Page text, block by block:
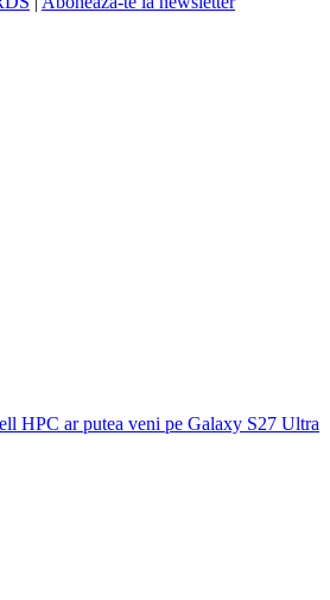
HPC ar putea veni pe Galaxy S27 Ultra